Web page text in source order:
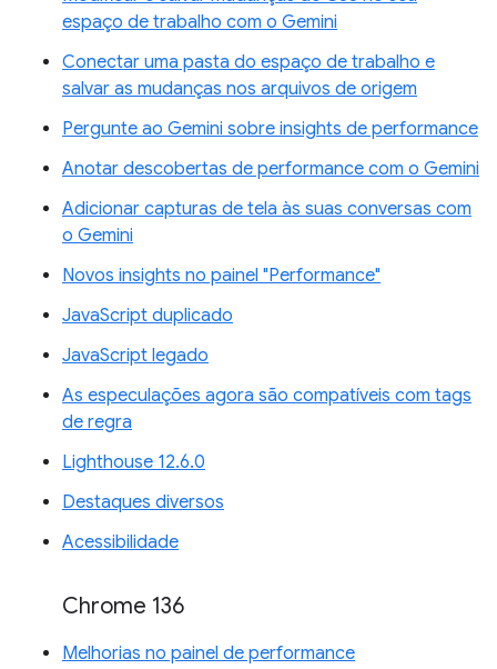
espaço de trabalho com o Gemini
Conectar uma pasta do espaço de trabalho e
salvar as mudanças nos arquivos de origem
Pergunte ao Gemini sobre insights de performance
Anotar descobertas de performance com o Gemini
Adicionar capturas de tela às suas conversas com
o Gemini
Novos insights no painel "Performance"
JavaScript duplicado
JavaScript legado
As especulações agora são compatíveis com tags
de regra
Lighthouse 12.6.0
Destaques diversos
Acessibilidade
Chrome 136
Melhorias no painel de performance